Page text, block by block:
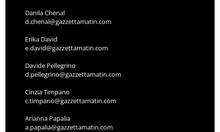
Danila Chenal
d.chenal@gazzettamatin.com
Erika David
e.david@gazzettamatin.com
Davide Pellegrino
d.pellegrino@gazzettamatin.com
Cinzia Timpano
c.timpano@gazzettamatin.com
Arianna Papalia
a.papalia@gazzettamatin.com